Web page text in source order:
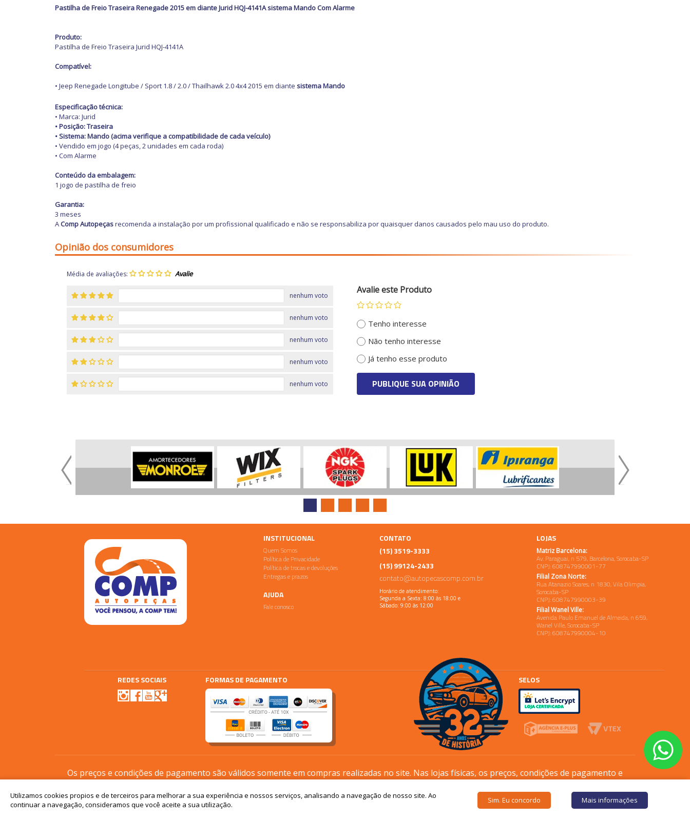
Pastilha de Freio Traseira Renegade 2015 em diante Jurid HQJ-4141A sistema MandoCom Alarme
Produto:
Pastilha de Freio Traseira Jurid HQJ-4141A
Compatível:
• Jeep Renegade Longitube / Sport 1.8 / 2.0 / Thailhawk 2.0 4x4 2015 em diante sistema Mando
Especificação técnica:
• Marca: Jurid
• Posição: Traseira
• Sistema: Mando (acima verifique a compatibilidade de cada veículo)
• Vendido em jogo (4 peças, 2 unidades em cada roda)
• Com Alarme
Conteúdo da embalagem:
1 jogo de pastilha de freio
Garantia:
3 meses
AComp Autopeçasrecomenda a instalação por um profissional qualificado e não se responsabiliza por quaisquer danos causados pelo mau uso do produto.
Opinião dos consumidores
Média de avaliações:
nenhum voto
nenhum voto
nenhum voto
nenhum voto
nenhum voto
Avalie este Produto
Tenho interesse
Não tenho interesse
Já tenho esse produto
PUBLIQUE SUA OPINIÃO
INSTITUCIONAL
Quem Somos
Política de Privacidade
Política de trocas e devoluções
Entregas e prazos
AJUDA
Fale conosco
CONTATO
(15) 3519-3333
(15) 99124-2433
contato@autopecascomp.com.br
Horário de atendimento:
Segunda a Sexta: 8:00 às 18:00 e
Sábado: 9:00 às 12:00
LOJAS
Matriz Barcelona:
Av. Paraguai, n 579, Barcelona, Sorocaba-SP
CNPJ: 608747990001-77
Filial Zona Norte:
Rua Atanazio Soares, n 1830, Vila Olimpia,
Sorocaba-SP
CNPJ: 608747990003-39
Filial Wanel Ville:
Avenida Paulo Emanuel de Almeida, n 659,
Wanel Ville, Sorocaba-SP
CNPJ: 608747990004-10
REDES SOCIAIS FORMAS DE PAGAMENTO SELOS
Os preços e condições de pagamento são válidos somente em compras realizadas no site. Nas lojas físicas, os preços, condições de pagamento e
Os preços podem sofrer alterações sem aviso prévio
Utilizamos cookies propios e de terceiros para melhorar a sua experiência e nossos serviços, analisando a navegação de nosso site. Ao
continuar a navegação, consideramos que você aceite a sua utilização.
Sim. Eu concordo Mais informações